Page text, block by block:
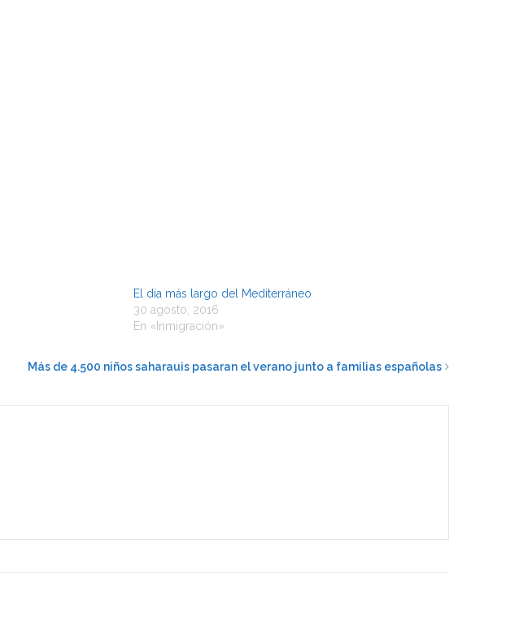
El día más largo del Mediterráneo
30 agosto, 2016
En «Inmigración»
Más de 4.500 niños saharauis pasaran el verano junto a familias españolas